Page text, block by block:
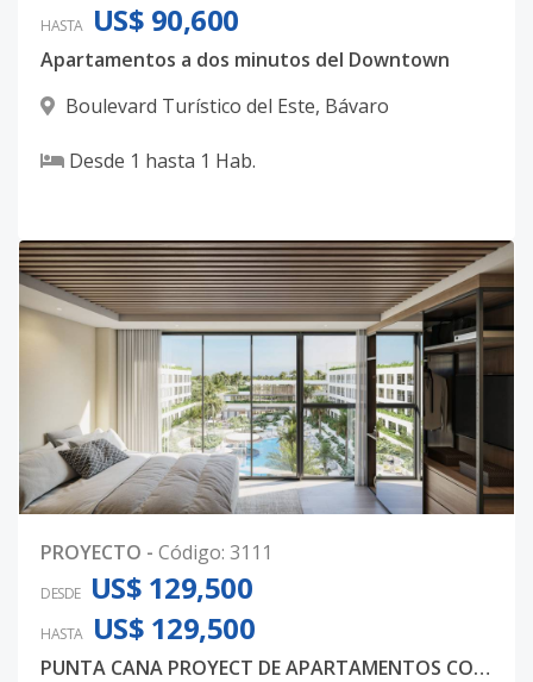
HASTA US$ 90,600
Apartamentos a dos minutos del Downtown
Boulevard Turístico del Este, Bávaro
Desde 1 hasta 1 Hab.
PROYECTO - Código: 3111
DESDE US$ 129,500
HASTA US$ 129,500
PUNTA CANA PROYECT DE APARTAMENTOS CONCEPTO SOLO ADULTOS APARTAMENTOS DESDE USD125,900 SINGLE1 FASE 2